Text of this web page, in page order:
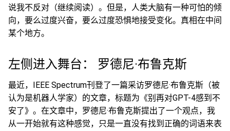
说我不反对（继续阅读）。但是，人类大脑有一种可怕的倾
向，要么过度兴奋，要么过度恐惧地接受变化。真相在中间
某个地方。
左侧进入舞台： 罗德尼·布鲁克斯
最近，IEEE Spectrum刊登了一篇采访罗德尼·布鲁克斯（被
认为是机器人学家）的文章，标题为《别再对GPT-4感到不
安了》。在文章中，罗德尼·布鲁克斯提出了一个观点，我
从一开始就有这种感觉，只是一直没有找到正确的词语来表